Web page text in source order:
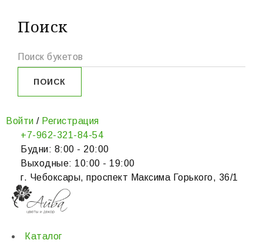
Поиск
Войти / Регистрация
+7-962-321-84-54
Будни: 8:00 - 20:00
Выходные: 10:00 - 19:00
г. Чебоксары, проспект Максима Горького, 36/1
Каталог